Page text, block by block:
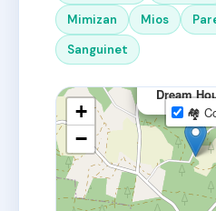
Mimizan
Mios
Sanguinet
Dream
+
−
🏘